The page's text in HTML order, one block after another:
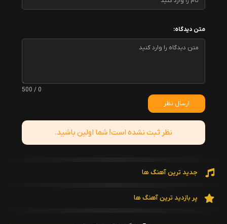
متن دیدگاه:
0 / 500
ارسال نظر
نظر ثبت نشده است! شما اولین باشید.
جدید ترین آهنگ ها
پر بازدید ترین آهنگ ها